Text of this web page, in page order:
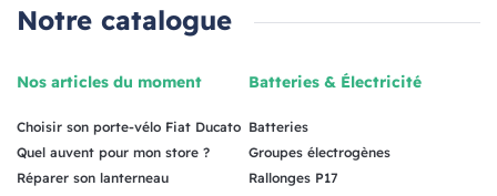
Notre catalogue
Nos articles du moment
Choisir son porte-vélo Fiat Ducato
Quel auvent pour mon store ?
Réparer son lanterneau
Batteries & Électricité
Batteries
Groupes électrogènes
Rallonges P17